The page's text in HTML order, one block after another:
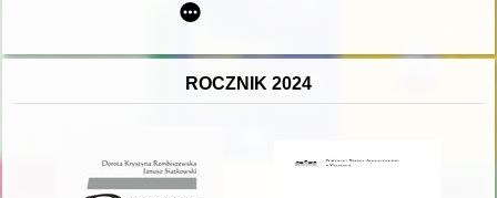
ROCZNIK 2024